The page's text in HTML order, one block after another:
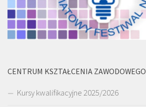
CENTRUM KSZTAŁCENIA ZAWODOWEGO
Kursy kwalifikacyjne 2025/2026